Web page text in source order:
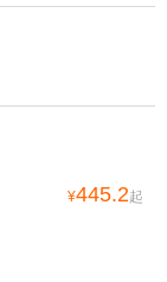
¥445.2起